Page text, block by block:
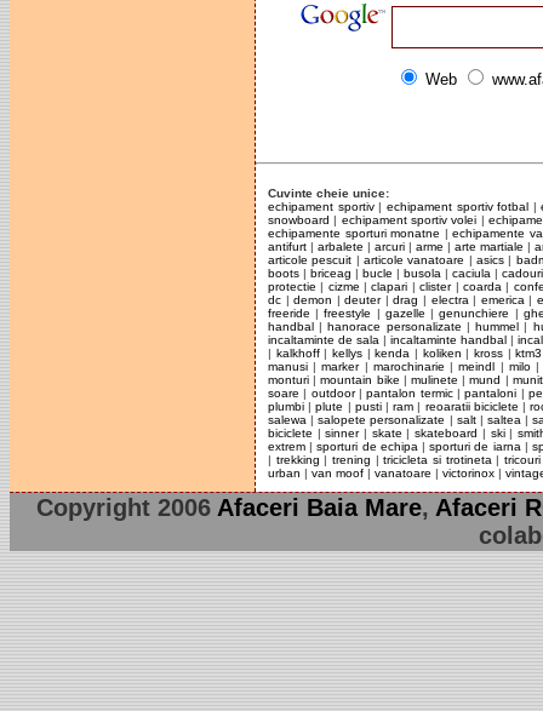
Web
Cuvinte cheie unice:
echipament sportiv| echipament sportiv fotbal |
snowboard | echipament sportiv volei |
echipamente sporturi monatne |echipamente
antifurt | arbalete | arcuri | arme | arte martiale |
articole pescuit | articole vanatoare | asics|
boots |briceag |bucle |busola |caciula |cadouri
protectie | cizme |clapari |clister| coarda |
dc |demon |deuter|drag | electra | emerica |
freeride |freestyle | gazelle |genunchiere |
handbal |hanorace personalizate |hummel |
incaltaminte de sala |incaltaminte handbal |
| kalkhoff|kellys |kenda | koliken |kross |ktm3
manusi |marker| marochinarie |meindl | milo
monturi |mountain bike |mulinete |mund |
soare | outdoor|pantalon termic|pantaloni |
plumbi |plute | pusti|ram | reoaratii biciclete |
salewa |salopete personalizate | salt|saltea |
biciclete |sinner| skate |skateboard | ski|
extrem |sporturi de echipa |sporturi de iarna |
| trekking | trening |tricicleta si trotineta | tricouri
urban | van moof | vanatoare | victorinox |
Copyright 2006 Afaceri Baia Mare, Afaceri